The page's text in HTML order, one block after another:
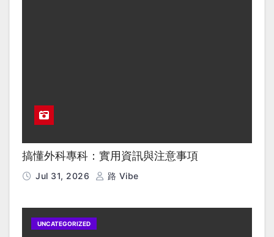
搞懂外科專科：實用資訊與注意事項
Jul 31, 2026 路 Vibe
UNCATEGORIZED